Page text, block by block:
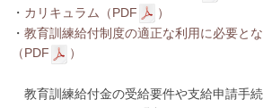
・ カリキュラム（PDF
）
・ 教育訓練給付制度の適正な利用に必要と
（PDF
）
教育訓練給付金の受給要件や支給申請手